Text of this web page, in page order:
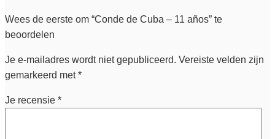
Wees de eerste om “Conde de Cuba – 11 años” te
beoordelen
Je e-mailadres wordt niet gepubliceerd. Vereiste velden zijn
gemarkeerd met*
Je recensie *